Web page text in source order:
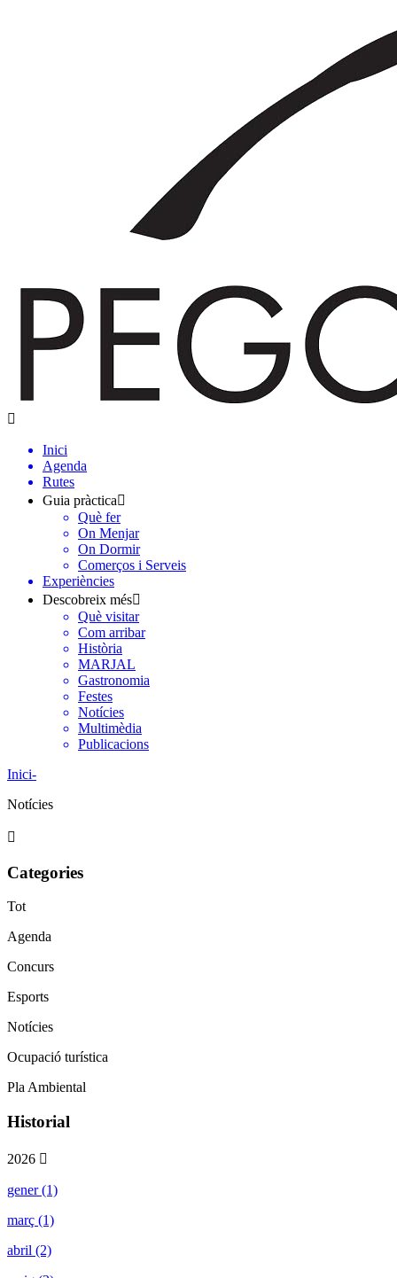
Inici
Agenda
Rutes
Guia pràctica
Què fer
On Menjar
On Dormir
Comerços i Serveis
Experiències
Descobreix més
Què visitar
Com arribar
Història
MARJAL
Gastronomia
Festes
Notícies
Multimèdia
Publicacions
Inici-
Notícies
Categories
Tot
Agenda
Concurs
Esports
Notícies
Ocupació turística
Pla Ambiental
Historial
2026
gener (1)
març (1)
abril (2)